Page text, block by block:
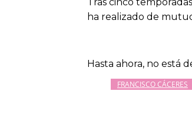
ha realizado de
Hasta ahora, no está
FRANCISCO CÁCERES